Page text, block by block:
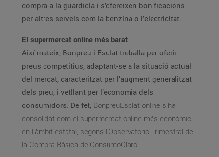
compra a la guardiola i s’ofereixen bonificacions
per altres serveis com la benzina o l’electricitat.
El supermercat online més barat
Així mateix, Bonpreu i Esclat treballa per oferir
preus competitius, adaptant-se a la situació actual
del mercat, caracteritzat per l’augment generalitzat
dels preu, i vetllant per l’economia dels
consumidors. De fet, BonpreuEsclat online s’ha
consolidat com el supermercat online més econòmic
en l’àmbit estatal, segons l’Observatorio Trimestral de
la Compra Básica de ConsumoClaro.